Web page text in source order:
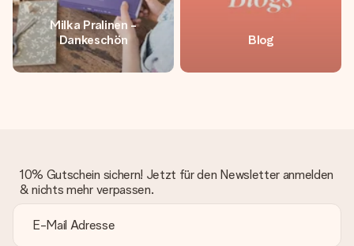
Milka Pralinen -
Dankeschön
Blog
10% Gutschein sichern! Jetzt für den Newsletter anmelden
& nichts mehr verpassen.